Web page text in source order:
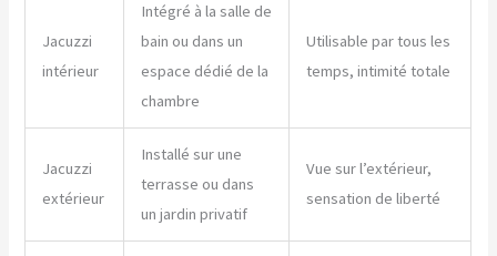
Jacuzzi
intérieur
Intégré à la salle de
bain ou dans un
espace dédié de la
chambre
Utilisable par tous les
temps, intimité totale
Jacuzzi
extérieur
Installé sur une
terrasse ou dans
un jardin privatif
Vue sur l’extérieur,
sensation de liberté